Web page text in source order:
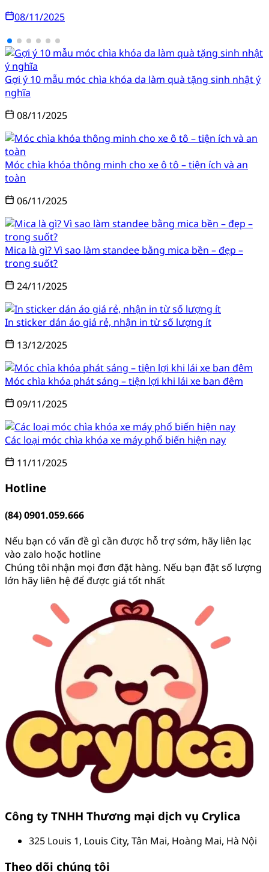
08/11/2025
Gợi ý 10 mẫu móc chìa khóa da làm quà tặng sinh nhật ý
nghĩa
08/11/2025
Móc chìa khóa thông minh cho xe ô tô – tiện ích và an
toàn
06/11/2025
Mica là gì? Vì sao làm standee bằng mica bền – đẹp –
trong suốt?
24/11/2025
In sticker dán áo giá rẻ, nhận in từ số lượng ít
13/12/2025
Móc chìa khóa phát sáng – tiện lợi khi lái xe ban đêm
09/11/2025
Các loại móc chìa khóa xe máy phổ biến hiện nay
11/11/2025
Hotline
(84) 0901.059.666
Nếu bạn có vấn đề gì cần được hỗ trợ sớm, hãy liên lạc
vào zalo hoặc hotline
Chúng tôi nhận mọi đơn đặt hàng. Nếu bạn đặt số lượng
lớn hãy liên hệ để được giá tốt nhất
Công ty TNHH Thương mại dịch vụ Crylica
325 Louis 1, Louis City, Tân Mai, Hoàng Mai, Hà Nội
Theo dõi chúng tôi